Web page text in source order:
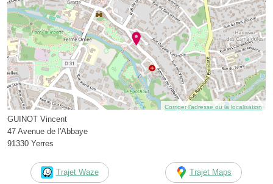
Corriger l’adresse ou la localisation
GUINOT Vincent
47 Avenue de l'Abbaye
91330 Yerres
Trajet Waze Trajet Maps